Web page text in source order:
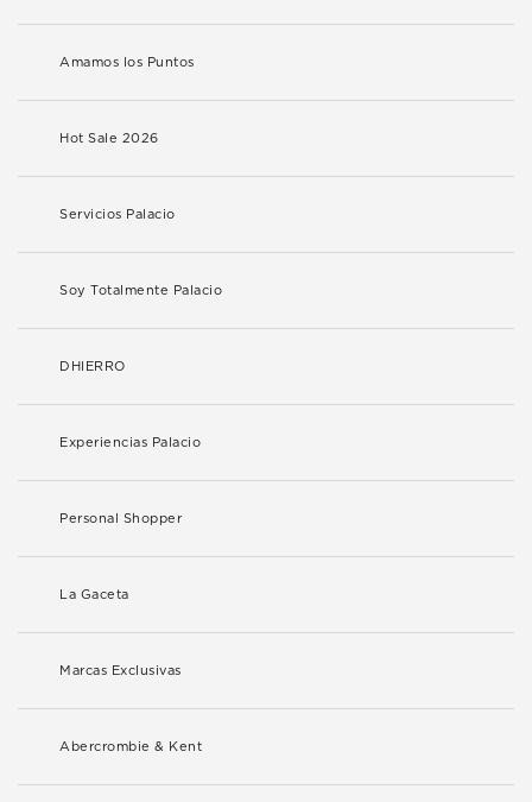
Amamos los Puntos
Hot Sale 2026
Servicios Palacio
Soy Totalmente Palacio
DHIERRO
Experiencias Palacio
Personal Shopper
La Gaceta
Marcas Exclusivas
Abercrombie & Kent